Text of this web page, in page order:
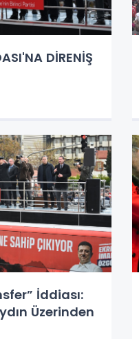
DİRENİŞ
İddiası:
Üzerinden